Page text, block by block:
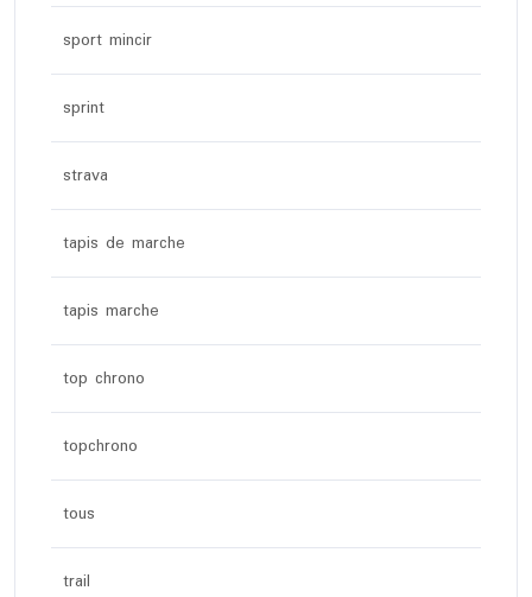
sport mincir
sprint
strava
tapis de marche
tapis marche
top chrono
topchrono
tous
trail